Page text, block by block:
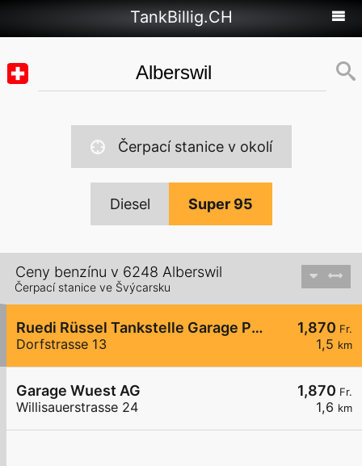
TankBillig.CH
Čerpací stanice v okolí
Diesel Super 95
Ceny benzínu v 6248 Alberswil
Čerpací stanice ve Švýcarsku
1,870 Fr.
1,5 km
Ruedi Rüssel Tankstelle Garage Pneuhaus Gettnau
Dorfstrasse 13
1,870 Fr.
1,6 km
Garage Wuest AG
Willisauerstrasse 24